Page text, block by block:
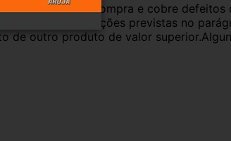
da data da compra e cobre defeitos
dentre as opções previstas no
de outro produto de valor